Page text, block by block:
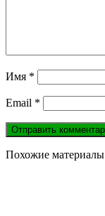
Имя *
Email *
Похожие материалы